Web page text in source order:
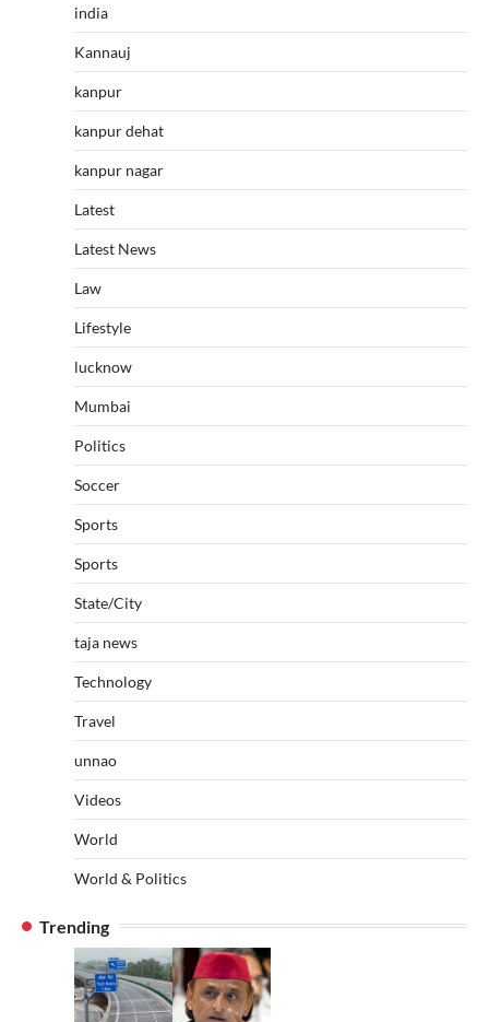
india
Kannauj
kanpur
kanpur dehat
kanpur nagar
Latest
Latest News
Law
Lifestyle
lucknow
Mumbai
Politics
Soccer
Sports
Sports
State/City
taja news
Technology
Travel
unnao
Videos
World
World & Politics
Trending